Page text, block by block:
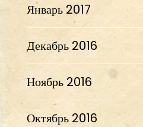
Январь 2017
Декабрь 2016
Ноябрь 2016
Октябрь 2016